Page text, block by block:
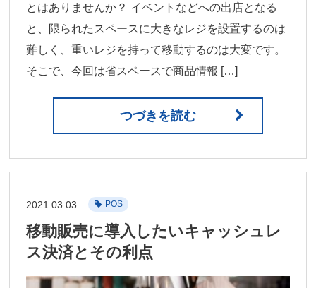
とはありませんか？ イベントなどへの出店となる
と、限られたスペースに大きなレジを設置するのは
難しく、重いレジを持って移動するのは大変です。
そこで、今回は省スペースで商品情報 […]
つづきを読む
2021.03.03 POS
移動販売に導入したいキャッシュレ
ス決済とその利点